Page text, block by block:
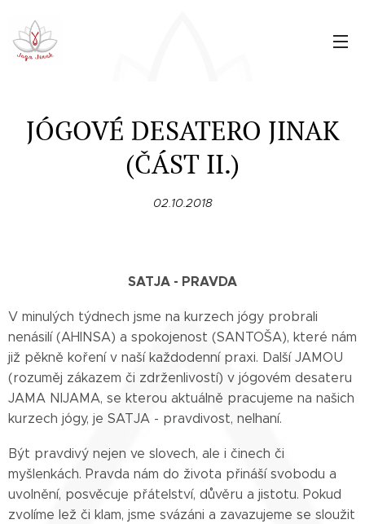
JÓGOVÉ DESATERO JINAK
(ČÁST II.)
02.10.2018
SATJA - PRAVDA
V minulých týdnech jsme na kurzech jógy probrali
nenásilí (AHINSA) a spokojenost (SANTOŠA), které nám
již pěkně koření v naší každodenní praxi. Další JAMOU
(rozuměj zákazem či zdrženlivostí) v jógovém desateru
JAMA NIJAMA, se kterou aktuálně pracujeme na našich
kurzech jógy, je SATJA - pravdivost, nelhaní.
Být pravdivý nejen ve slovech, ale i činech či
myšlenkách. Pravda nám do života přináší svobodu a
uvolnění, posvěcuje přátelství, důvěru a jistotu. Pokud
zvolíme lež či klam, jsme svázáni a zavazujeme se sloužit